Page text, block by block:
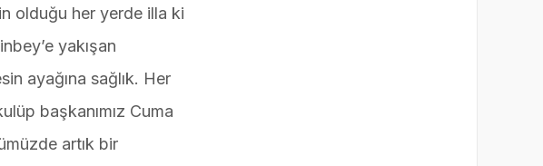
olduğu her yerde illa ki
yakışan
ayağına sağlık. Her
başkanımız Cuma
artık bir